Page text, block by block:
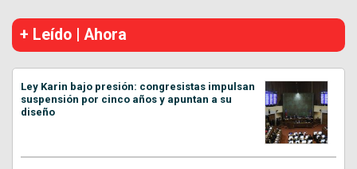
+ Leído | Ahora
Ley Karin bajo presión: congresistas impulsan
suspensión por cinco años y apuntan a su
diseño